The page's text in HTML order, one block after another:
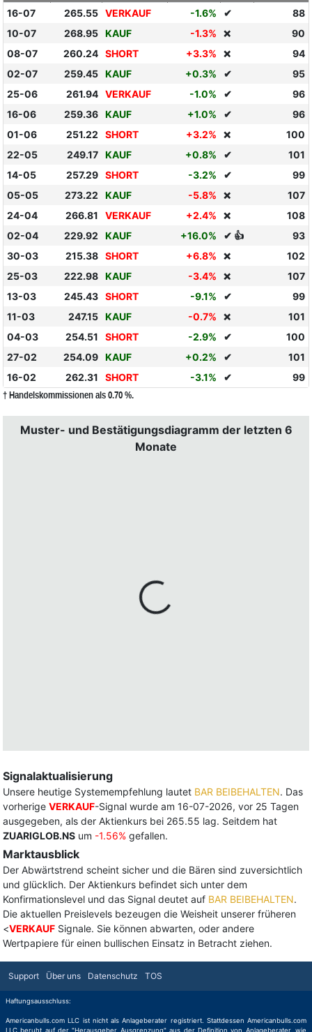
16-07 265.55 VERKAUF -1.6% ✔
88
10-07
268.95 KAUF -1.3% ❌
90
08-07
260.24 SHORT +3.3% ❌
94
02-07
259.45 KAUF +0.3% ✔
95
25-06
261.94 VERKAUF -1.0% ✔
96
16-06
259.36 KAUF +1.0% ✔
96
01-06
251.22 SHORT +3.2% ❌
100
22-05
249.17 KAUF +0.8% ✔
101
14-05
257.29 SHORT -3.2% ✔
99
05-05
273.22 KAUF -5.8% ❌
107
24-04
266.81 VERKAUF +2.4% ❌
108
02-04
229.92 KAUF +16.0% ✔ 👍
93
30-03
215.38 SHORT +6.8% ❌
102
25-03
222.98 KAUF -3.4% ❌
107
13-03
245.43 SHORT -9.1% ✔
99
11-03
247.15 KAUF -0.7% ❌
101
04-03
254.51 SHORT -2.9% ✔
100
27-02
254.09 KAUF +0.2% ✔
101
16-02
262.31 SHORT -3.1% ✔ 99
† Handelskommissionen als 0.70 %.
Muster- und Bestätigungsdiagramm der letzten 6
Monate
Signalaktualisierung
Unsere heutige Systemempfehlung lautet BAR BEIBEHALTEN. Das
vorherige VERKAUF-Signal wurde am 16-07-2026, vor 25 Tagen
ausgegeben, als der Aktienkurs bei 265.55 lag. Seitdem hat
ZUARIGLOB.NS um -1.56% gefallen.
Marktausblick
Der Abwärtstrend scheint sicher und die Bären sind zuversichtlich
und glücklich. Der Aktienkurs befindet sich unter dem
Konfirmationslevel und das Signal deutet auf BAR BEIBEHALTEN.
Die aktuellen Preislevels bezeugen die Weisheit unserer früheren
<VERKAUF Signale. Sie können abwarten, oder andere
Wertpapiere für einen bullischen Einsatz in Betracht ziehen.
Support Über uns Datenschutz TOS
Haftungsausschluss:
Americanbulls.com LLC ist nicht als Anlageberater registriert. Stattdessen Americanbulls.com
LLC beruht auf der "Herausgeber Ausgrenzung" aus der Definition von Anlageberater, wie